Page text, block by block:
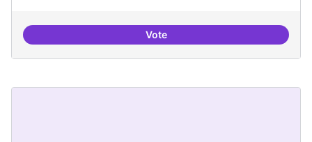
VoteErasmus Canòdrom